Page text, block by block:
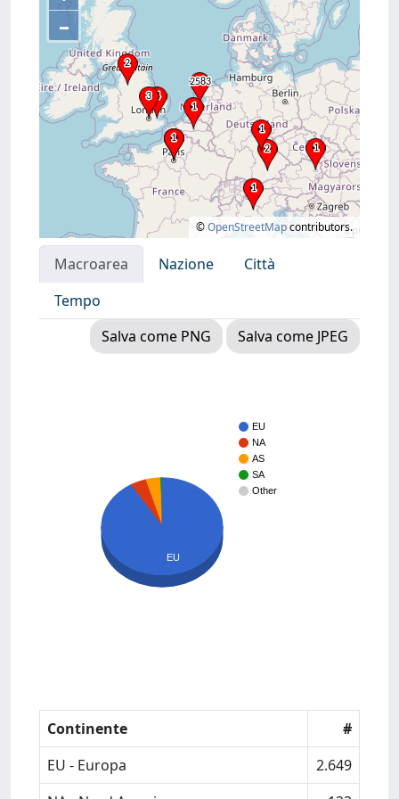
–
©OpenStreetMapcontributors.
Macroarea Nazione
Città
Tempo
Salva come PNG
Salva come JPEG
EU
NA
AS
SA
Other
EU
Continente
#
EU - Europa
2.649